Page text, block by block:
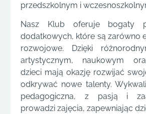
przedszkolnym i
Nasz Klub oferuje bogaty
dodatkowych, które są zarówno
rozwojowe. Dzięki
artystycznym, naukowym
dzieci mają okazję rozwijać
odkrywać nowe talenty.
pedagogiczna, z pasją i
prowadzi zajęcia, zapewniając